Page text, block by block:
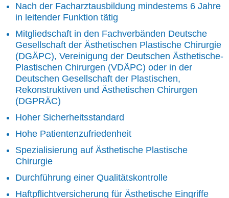
Nach der Facharztausbildung mindestems 6 Jahre
in leitender Funktion tätig
Mitgliedschaft in den Fachverbänden Deutsche
Gesellschaft der Ästhetischen Plastische Chirurgie
(DGÄPC), Vereinigung der Deutschen Ästhetische-
Plastischen Chirurgen (VDÄPC) oder in der
Deutschen Gesellschaft der Plastischen,
Rekonstruktiven und Ästhetischen Chirurgen
(DGPRÄC)
Hoher Sicherheitsstandard
Hohe Patientenzufriedenheit
Spezialisierung auf Ästhetische Plastische
Chirurgie
Durchführung einer Qualitätskontrolle
Haftpflichtversicherung für Ästhetische Eingriffe